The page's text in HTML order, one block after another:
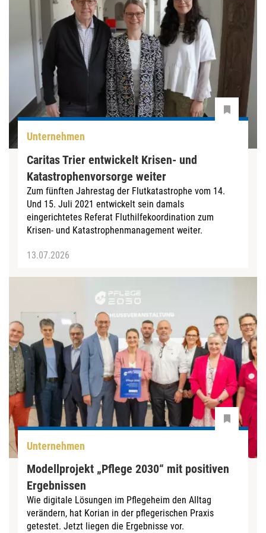
Unternehmen
Caritas Trier entwickelt Krisen- und
Katastrophenvorsorge weiter
Zum fünften Jahrestag der Flutkatastrophe vom 14.
Und 15. Juli 2021 entwickelt sein damals
eingerichtetes Referat Fluthilfekoordination zum
Krisen- und Katastrophenmanagement weiter.
13.07.2026
Unternehmen
Modellprojekt „Pflege 2030“ mit positiven
Ergebnissen
Wie digitale Lösungen im Pflegeheim den Alltag
verändern, hat Korian in der pflegerischen Praxis
getestet. Jetzt liegen die Ergebnisse vor.